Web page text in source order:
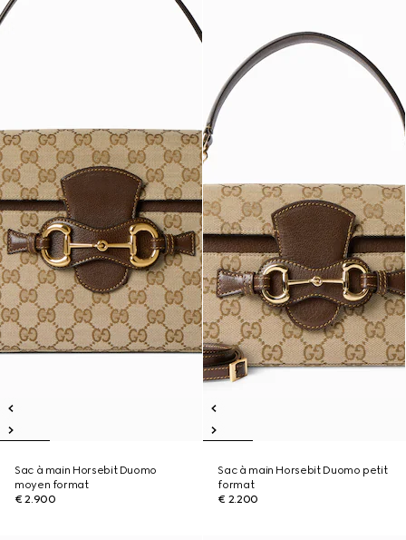
Sac à main Horsebit Duomo
moyen format
€ 2.900
Sac à main Horsebit Duomo petit
format
€ 2.200